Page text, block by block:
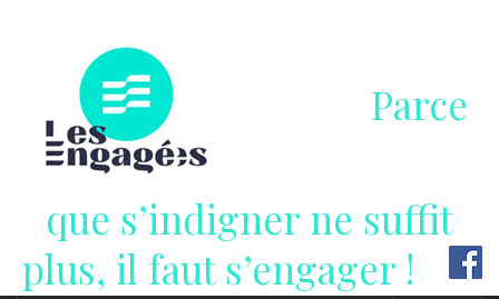
contenu
Parce
que s’indigner ne suffit
plus, il faut s’engager !